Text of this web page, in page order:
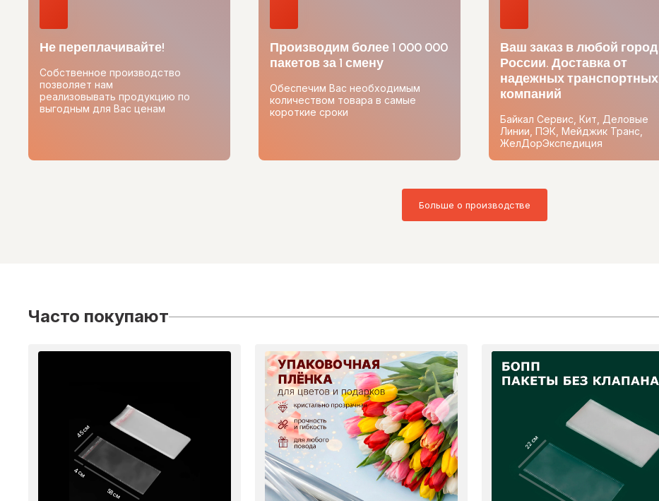
Не переплачивайте!
Собственное производство
позволяет нам
реализовывать продукцию по
выгодным для Вас ценам
Производим более 1 000 000
пакетов за 1 смену
Обеспечим Вас необходимым
количеством товара в самые
короткие сроки
Ваш заказ в любой город
России. Доставка от
надежных транспортных
компаний
Байкал Сервис, Кит, Деловые
Линии, ПЭК, Мейджик Транс,
ЖелДорЭкспедиция
Больше о производстве
Часто покупают
45 см
4 см
58 см
22 см